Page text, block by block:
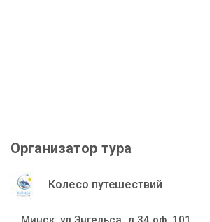
Организатор тура
Колесо путешествий